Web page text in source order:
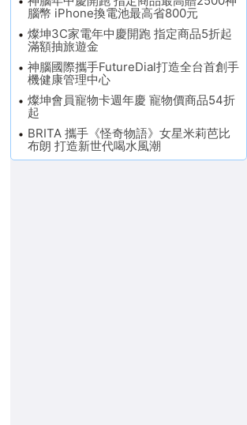
腦幣 iPhone換電池最高省800元
燦坤3C家電年中慶開跑 指定商品5折起
滿額抽旅遊金
神腦國際攜手FutureDial打造全台首創手
機健康管理中心
燦坤會員寵物卡週年慶 寵物價商品54折
起
BRITA 攜手《怪奇物語》女星米莉芭比
布朗 打造新世代喝水風潮